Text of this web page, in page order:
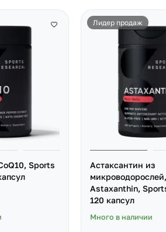
Sports
Лидер продаж
Астаксантин из
микроводорослей,
Astaxanthin,
120 капсул
Много в наличии